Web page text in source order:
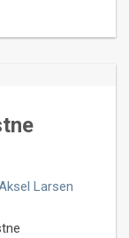
Larsen